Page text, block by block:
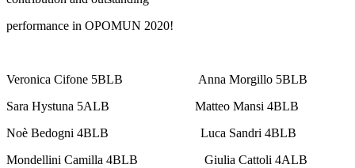
performance in OPOMUN 2020!
Veronica Cifone 5BLB Anna Morgillo 5BLB
Sara Hystuna 5ALB Matteo Mansi 4BLB
Noè Bedogni 4BLB Luca Sandri 4BLB
Mondellini Camilla 4BLB Giulia Cattoli 4ALB